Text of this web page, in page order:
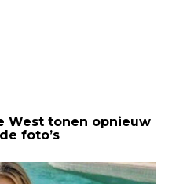
West tonen opnieuw
foto’s